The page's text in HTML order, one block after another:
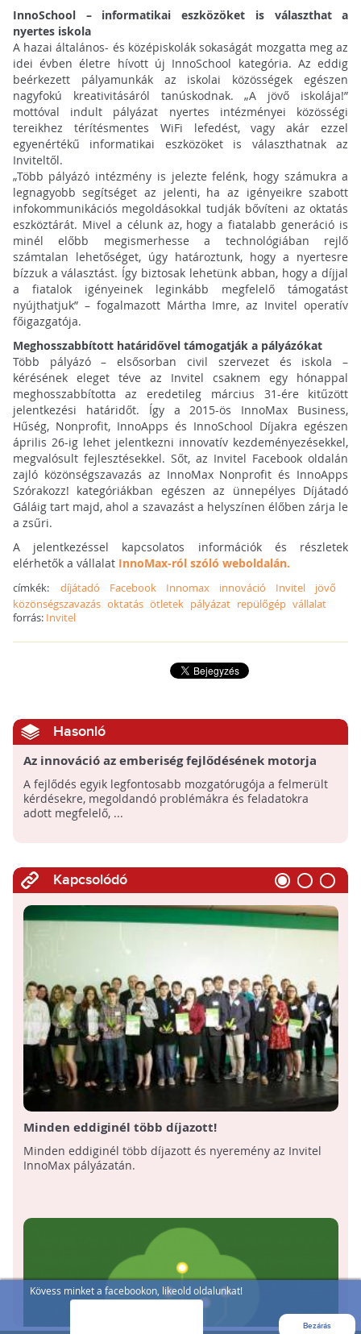
Kövess minket a facebookon, likeold oldalunkat!
Bezárás
InnoSchool – informatikai eszközöket is választhat a
nyertes iskola
A hazai általános- és középiskolák sokaságát mozgatta meg az
idei évben életre hívott új InnoSchool kategória. Az eddig
beérkezett pályamunkák az iskolai közösségek egészen
nagyfokú kreativitásáról tanúskodnak. „A jövő iskolája!”
mottóval indult pályázat nyertes intézményei közösségi
tereikhez térítésmentes WiFi lefedést, vagy akár ezzel
egyenértékű informatikai eszközöket is választhatnak az
Inviteltől.
„Több pályázó intézmény is jelezte felénk, hogy számukra a
legnagyobb segítséget az jelenti, ha az igényeikre szabott
infokommunikációs megoldásokkal tudják bővíteni az oktatás
eszköztárát. Mivel a célunk az, hogy a fiatalabb generáció is
minél előbb megismerhesse a technológiában rejlő
számtalan lehetőséget, úgy határoztunk, hogy a nyertesre
bízzuk a választást. Így biztosak lehetünk abban, hogy a díjjal
a fiatalok igényeinek leginkább megfelelő támogatást
nyújthatjuk” – fogalmazott Mártha Imre, az Invitel operatív
főigazgatója.
Meghosszabbított határidővel támogatják a pályázókat
Több pályázó – elsősorban civil szervezet és iskola –
kérésének eleget téve az Invitel csaknem egy hónappal
meghosszabbította az eredetileg március 31-ére kitűzött
jelentkezési határidőt. Így a 2015-ös InnoMax Business,
Hűség, Nonprofit, InnoApps és InnoSchool Díjakra egészen
április 26-ig lehet jelentkezni innovatív kezdeményezésekkel,
megvalósult fejlesztésekkel. Sőt, az Invitel Facebook oldalán
zajló közönségszavazás az InnoMax Nonprofit és InnoApps
Szórakozz! kategóriákban egészen az ünnepélyes Díjátadó
Gáláig tart majd, ahol a szavazást a helyszínen élőben zárja le
a zsűri.
A jelentkezéssel kapcsolatos információk és részletek
elérhetők a vállalat InnoMax-ról szóló weboldalán.
címkék: díjátadó Facebook Innomax innováció Invitel
jövő
közönségszavazás oktatás ötletek pályázat repülőgép vállalat
forrás: Invitel
Hasonló
Az innováció az emberiség fejlődésének motorja
A fejlődés egyik legfontosabb mozgatórugója a felmerült
kérdésekre, megoldandó problémákra és feladatokra
adott megfelelő, ...
Kapcsolódó
Minden eddiginél több díjazott!
Minden eddiginél több díjazott és nyeremény az Invitel
InnoMax pályázatán.